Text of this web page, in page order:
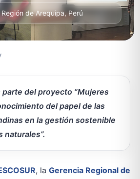
de Arequipa, Perú
parte del proyecto “Mujeres
del papel de las
en la gestión sostenible
naturales”.
, la Gerencia Regional de